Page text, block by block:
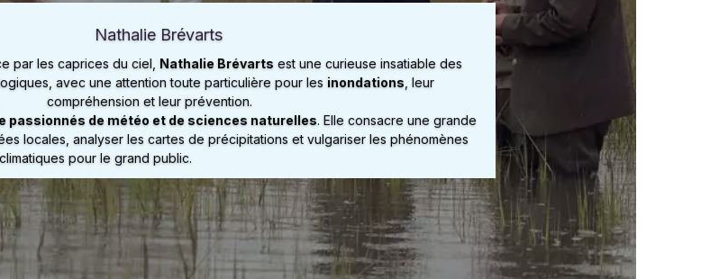
Nathalie Brévarts
par les caprices du ciel, Nathalie Brévarts est une curieuse insatiable des
avec une attention toute particulière pour les inondations , leur
compréhension et leur prévention.
passionnés de météo et de sciences naturelles. Elle consacre une grande
locales, analyser les cartes de précipitations et vulgariser les phénomènes
climatiques pour le grand public.